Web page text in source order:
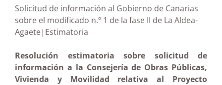
Solicitud de información al Gobierno de Canarias
sobre el modificado n.º 1 de la fase II de La Aldea-
Agaete|Estimatoria
Resolución estimatoria sobre solicitud de
información a la Consejería de Obras Públicas,
Vivienda y Movilidad relativa al Proyecto